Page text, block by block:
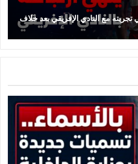
مع النادي الإفريقي بعد خلاف